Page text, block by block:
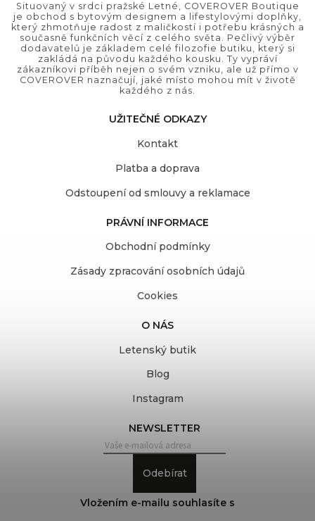
Situovaný v srdci pražské Letné, COVEROVER Boutique
je obchod s bytovým designem a lifestylovými doplňky,
který zhmotňuje radost z maličkostí i potřebu krásných a
současně funkčních věcí z celého světa. Pečlivý výběr
dodavatelů je základem celé filozofie butiku, který si
zakládá na původu každého kousku. Ty vypráví
zákazníkovi příběh nejen o svém vzniku, ale už přímo v
COVEROVER naznačují, jaké místo mohou mít v životě
každého z nás.
UŽITEČNÉ ODKAZY
Kontakt
Platba a doprava
Odstoupení od smlouvy a reklamace
PRÁVNÍ INFORMACE
Obchodní podmínky
Zásady zpracování osobních údajů
Cookies
O NÁS
Letenský butik
Blog
Instagram
NEWSLETTER
Odebírat
Vložením e-mailu souhlasíte s